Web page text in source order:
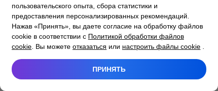
пользовательского опыта, сбора статистики и
предоставления персонализированных рекомендаций.
Нажав «Принять», вы даете согласие на обработку файлов
cookie в соответствии с Политикой обработки файлов
cookie . Вы можете отказаться или настроить файлы cookie
ПРИНЯТЬ